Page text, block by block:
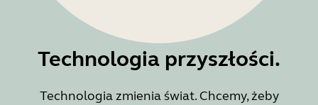
Technologia przyszłości.
Technologia zmienia świat. Chcemy, żeby